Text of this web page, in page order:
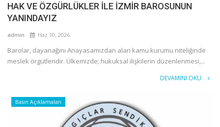
HAK VE ÖZGÜRLÜKLER İLE İZMİR BAROSUNUN
YANINDAYIZ
admin Haz 10, 2026
Barolar, dayanağını Anayasamızdan alan kamu kurumu niteliğinde
meslek örgütleridir. Ülkemizde; hukuksal ilişkilerin düzenlenmesi,...
DEVAMINI OKU
Basın Açıklamaları